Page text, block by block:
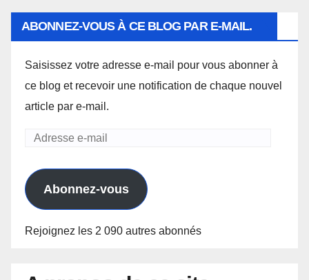
ABONNEZ-VOUS À CE BLOG PAR E-MAIL.
Saisissez votre adresse e-mail pour vous abonner à
ce blog et recevoir une notification de chaque nouvel
article par e-mail.
Adresse
mail
Abonnez-vous
Rejoignez les 2 090 autres abonnés